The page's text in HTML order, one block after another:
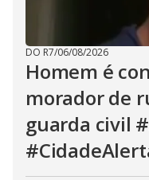
DO R7/06/08/2026
Homem é
morador de
guarda civil